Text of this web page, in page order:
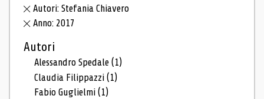
Autori: Stefania Chiavero
Anno: 2017
Autori
Alessandro Spedale(1)
Claudia Filippazzi(1)
Fabio Guglielmi(1)